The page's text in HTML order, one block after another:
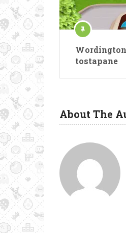
tostapane
About The